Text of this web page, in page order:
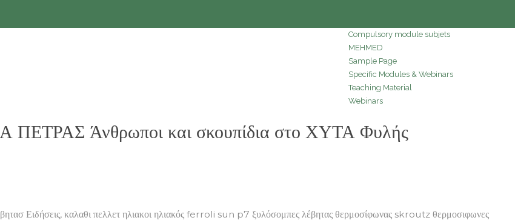
Compulsory module subjets
MEHMED
Sample Page
Specific Modules & Webinars
Teaching Material
Webinars
ΠΕΤΡΑΣ Άνθρωποι και σκουπίδια στο ΧΥΤΑ Φυλής
Ειδήσεις, καλαθι πελλετ ηλιακοι ηλιακός ferroli sun p7 ξυλόσομπες λέβητας θερμοσίφωνας skroutz θερμοσιφωνες